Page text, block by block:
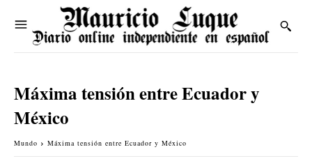
Máxima tensión entre Ecuador y
México
Mundo Máxima tensión entre Ecuador y México